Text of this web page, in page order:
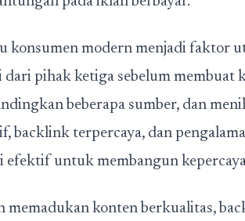
konsumen modern menjadi faktor
dari pihak ketiga sebelum membuat
beberapa sumber, dan
backlink terpercaya, dan
efektif untuk membangun
memadukan konten berkualitas,